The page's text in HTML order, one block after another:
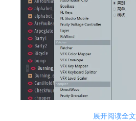
展开阅读全文